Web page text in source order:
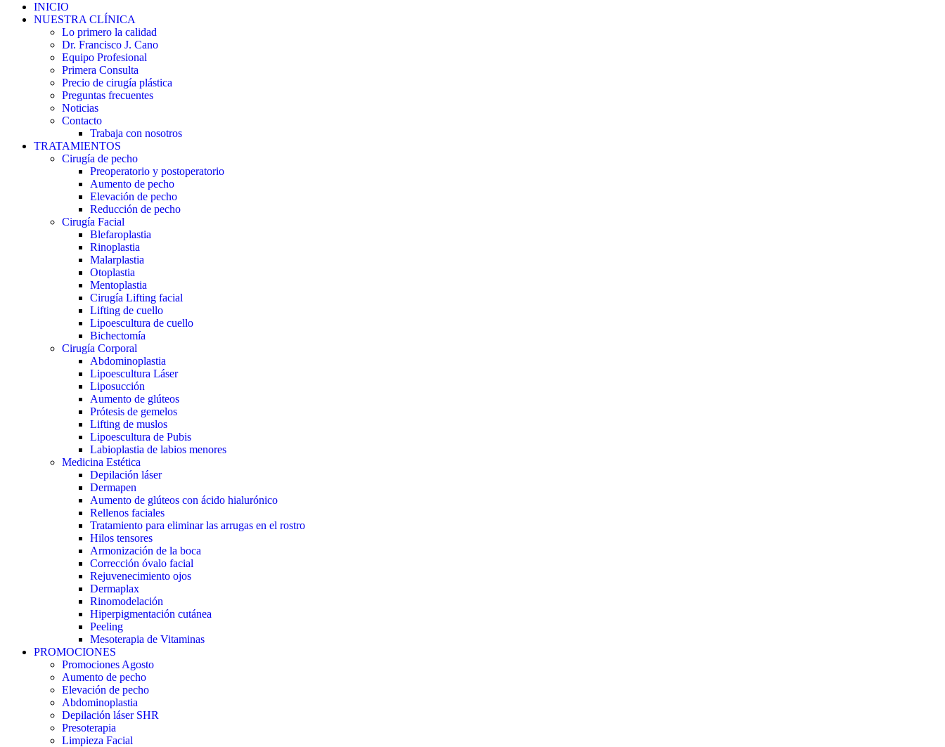
INICIO
NUESTRA CLÍNICA
Lo primero la calidad
Dr. Francisco J. Cano
Equipo Profesional
Primera Consulta
Precio de cirugía plástica
Preguntas frecuentes
Noticias
Contacto
Trabaja con nosotros
TRATAMIENTOS
Cirugía de pecho
Preoperatorio y postoperatorio
Aumento de pecho
Elevación de pecho
Reducción de pecho
Cirugía Facial
Blefaroplastia
Rinoplastia
Malarplastia
Otoplastia
Mentoplastia
Cirugía Lifting facial
Lifting de cuello
Lipoescultura de cuello
Bichectomía
Cirugía Corporal
Abdominoplastia
Lipoescultura Láser
Liposucción
Aumento de glúteos
Prótesis de gemelos
Lifting de muslos
Lipoescultura de Pubis
Labioplastia de labios menores
Medicina Estética
Depilación láser
Dermapen
Aumento de glúteos con ácido hialurónico
Rellenos faciales
Tratamiento para eliminar las arrugas en el rostro
Hilos tensores
Armonización de la boca
Corrección óvalo facial
Rejuvenecimiento ojos
Dermaplax
Rinomodelación
Hiperpigmentación cutánea
Peeling
Mesoterapia de Vitaminas
PROMOCIONES
Promociones Agosto
Aumento de pecho
Elevación de pecho
Abdominoplastia
Depilación láser SHR
Presoterapia
Limpieza Facial